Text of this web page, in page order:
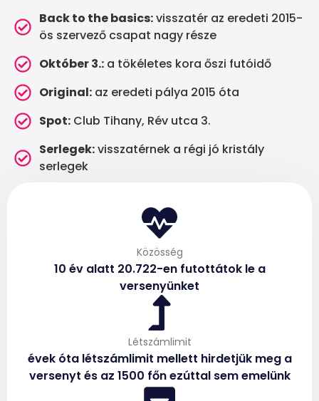
Back to the basics:visszatér az eredeti 2015-
ös szervező csapat nagy része
Október 3.: a tökéletes kora őszi futóidő
Original: az eredeti pálya 2015 óta
Spot: Club Tihany, Rév utca 3.
Serlegek:visszatérnek a régi jó kristály
serlegek
Közösség
10 év alatt 20.722-en futottátok le a
versenyünket
Létszámlimit
évek óta létszámlimit mellett hirdetjük meg a
versenyt és az 1500 főn ezúttal sem emelünk